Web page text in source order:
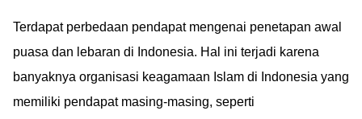
Terdapat perbedaan pendapat mengenai penetapan awal
puasa dan lebaran di Indonesia. Hal ini terjadi karena
banyaknya organisasi keagamaan Islam di Indonesia yang
memiliki pendapat masing-masing, seperti